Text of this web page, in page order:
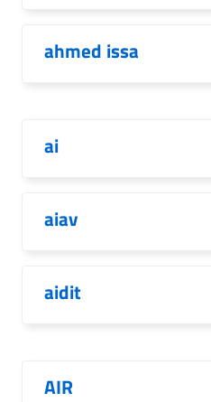
ahmed issa
ai
aiav
aidit
AIR